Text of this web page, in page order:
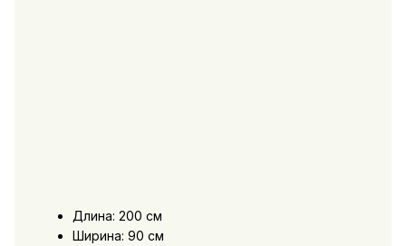
Длина: 200 см
Ширина: 90 см